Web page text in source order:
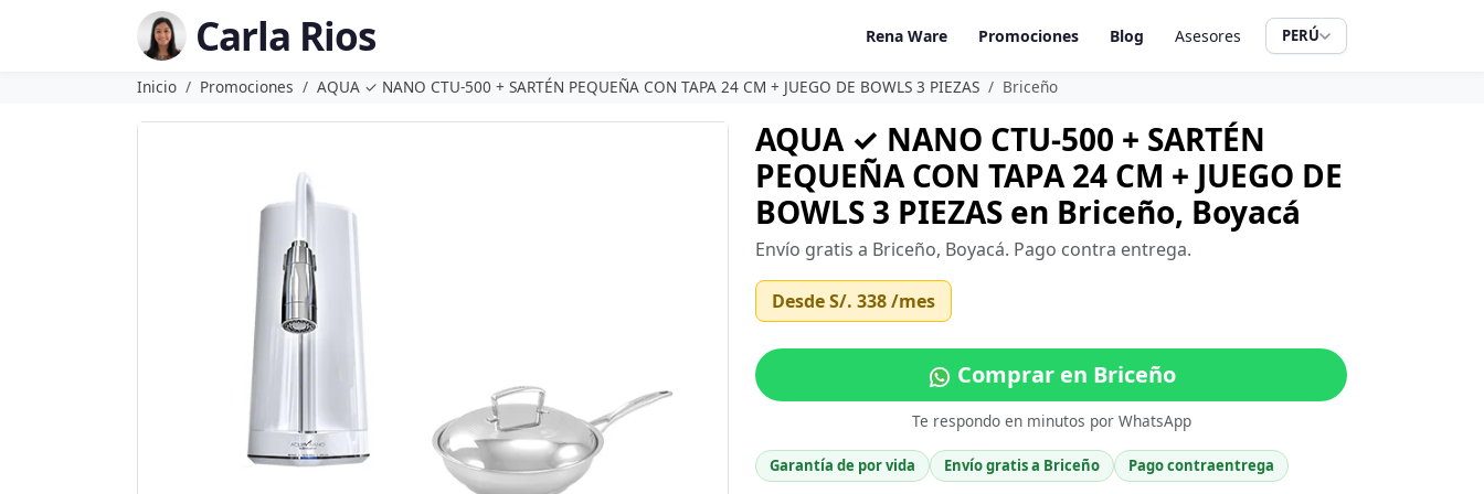
Carla Rios Rena Ware Promociones Blog Asesores PERÚ
Inicio Promociones AQUA ✓ NANO CTU-500 + SARTÉN PEQUEÑA CON TAPA 24 CM + JUEGO DE BOWLS 3 PIEZAS Briceño
AQUA ✓ NANO CTU-500 + SARTÉN
PEQUEÑA CON TAPA 24 CM + JUEGO DE
BOWLS 3 PIEZAS en Briceño, Boyacá
Envío gratis a Briceño, Boyacá. Pago contra entrega.
DesdeS/. 338/mes
Comprar en Briceño
Te respondo en minutos por WhatsApp
Garantía de por vida Envío gratis a Briceño Pago contraentrega